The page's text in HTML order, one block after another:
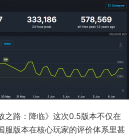
之路：降临》这次0.5版本不仅在
服版本在核心玩家的评价体系里甚